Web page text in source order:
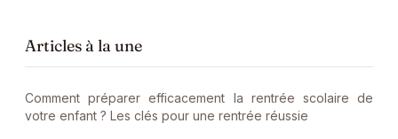
Articles à la une
Comment préparer efficacement la rentrée scolaire de
votre enfant ? Les clés pour une rentrée réussie